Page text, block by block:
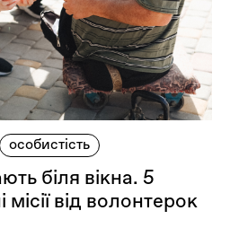
особистість
біля вікна. 5
місії від волонтерок